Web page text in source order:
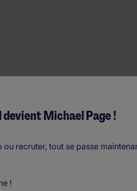
devient Michael Page !
ou recruter, tout se passe
!